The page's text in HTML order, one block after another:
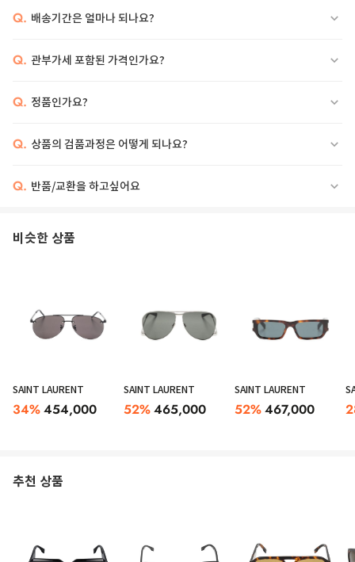
Q. 배송기간은 얼마나 되나요?
Q. 관부가세 포함된 가격인가요?
Q. 정품인가요?
Q. 상품의 검품과정은 어떻게 되나요?
Q. 반품/교환을 하고싶어요
비슷한 상품
SAINT LAURENT
34%454,000
SAINT LAURENT
52%465,000
SAINT LAURENT
52%467,000
추천 상품